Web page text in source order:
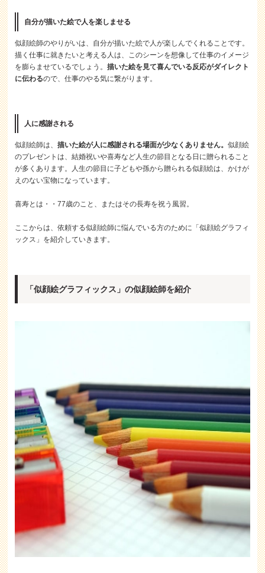
自分が描いた絵で人を楽しませる
似顔絵師のやりがいは、自分が描いた絵で人が楽しんでくれることです。
描く仕事に就きたいと考える人は、このシーンを想像して仕事のイメージ
を膨らませているでしょう。描いた絵を見て喜んでいる反応がダイレクト
に伝わるので、仕事のやる気に繋がります。
人に感謝される
似顔絵師は、描いた絵が人に感謝される場面が少なくありません。似顔絵
のプレゼントは、結婚祝いや喜寿など人生の節目となる日に贈られること
が多くあります。人生の節目に子どもや孫から贈られる似顔絵は、かけが
えのない宝物になっています。
喜寿とは・・77歳のこと、またはその長寿を祝う風習。
ここからは、依頼する似顔絵師に悩んでいる方のために「似顔絵グラフィ
ックス」を紹介していきます。
「似顔絵グラフィックス」の似顔絵師を紹介